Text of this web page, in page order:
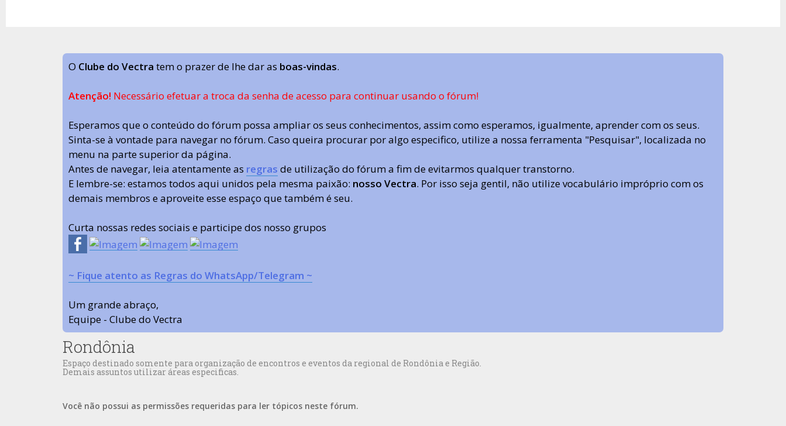
O Clube do Vectra tem o prazer de lhe dar as boas-vindas.
Atenção! Necessário efetuar a troca da senha de acesso para continuar usando o fórum!
Esperamos que o conteúdo do fórum possa ampliar os seus conhecimentos, assim como esperamos, igualmente, aprender com os seus.
Sinta-se à vontade para navegar no fórum. Caso queira procurar por algo especifico, utilize a nossa ferramenta "Pesquisar", localizada no
menu na parte superior da página.
Antes de navegar, leia atentamente as regras de utilização do fórum a fim de evitarmos qualquer transtorno.
E lembre-se: estamos todos aqui unidos pela mesma paixão: nosso Vectra. Por isso seja gentil, não utilize vocabulário impróprio com os
demais membros e aproveite esse espaço que também é seu.
Curta nossas redes sociais e participe dos nosso grupos
~ Fique atento as Regras do WhatsApp/Telegram ~
Um grande abraço,
Equipe - Clube do Vectra
Rondônia
Espaço destinado somente para organização de encontros e eventos da regional de Rondônia e Região.
Demais assuntos utilizar áreas especificas.
Você não possui as permissões requeridas para ler tópicos neste fórum.